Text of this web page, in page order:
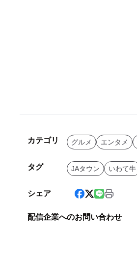
カテゴリ グルメ エンタメ
タグ JAタウン いわて牛
シェア
配信企業へのお問い合わせ